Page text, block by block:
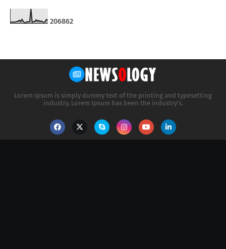
206862
Lorem Ipsum is simply dummy text of the printing and typesetting
industry. Lorem Ipsum has been the industry's.